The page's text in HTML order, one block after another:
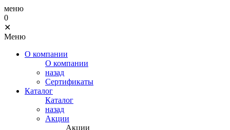
меню
0
✕
Меню
О компании
О компании
назад
Сертификаты
Каталог
Каталог
назад
Акции
Акции